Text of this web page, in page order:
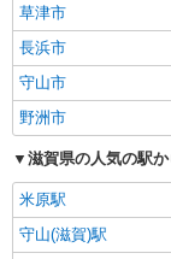
草津市
長浜市
守山市
野洲市
滋賀県の人気の駅
米原駅
守山(滋賀)駅